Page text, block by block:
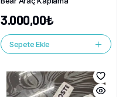
3.000,00₺
Sepete Ekle